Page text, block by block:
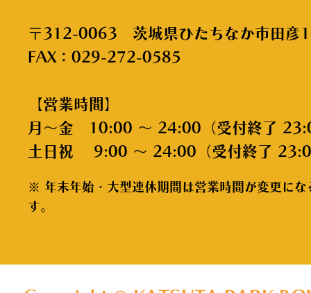
〒312-0063 茨城県ひたちなか市田彦
FAX：029-272-0585
【営業時間】
月～金 10:00 ～ 24:00（受付終了
土日祝 9:00 ～ 24:00（受付終了
※ 年末年始・大型連休期間は営業時間が変更にな
す。